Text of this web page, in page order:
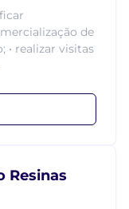
de
• realizar visitas
Resinas